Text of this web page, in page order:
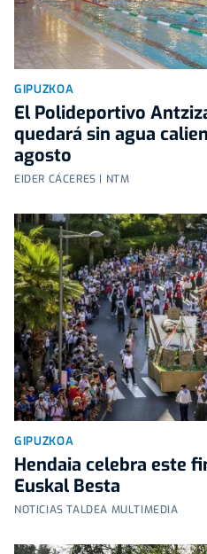
GIPUZKOA
El Polideportivo
quedará sin agua
agosto
EIDER CÁCERES | NTM
GIPUZKOA
Hendaia celebra este
Euskal Besta
NOTICIAS TALDEA MULTIMEDIA